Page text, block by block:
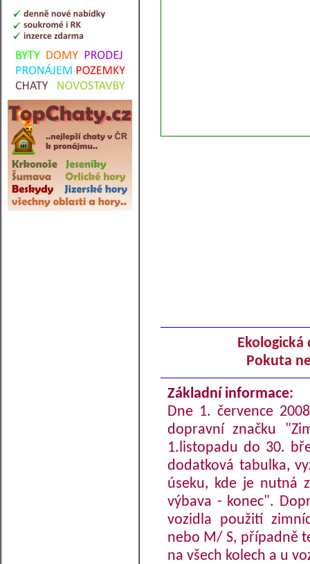
Pokuta
Základní informace:
Dne 1. července
dopravní značku
1.listopadu do 30.
dodatková tabulka,
úseku, kde je nutná
výbava - konec".
vozidla použití
nebo M/ S, případně
na všech kolech a u